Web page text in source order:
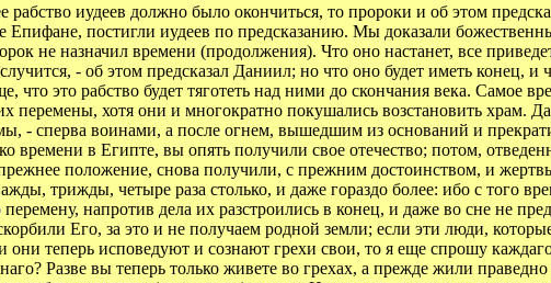
иудеев должно было окончиться, то пророки и об этом
постигли иудеев по предсказанию. Мы доказали
не назначил времени (продолжения). Что оно настанет, все
- об этом предсказал Даниил; но что оно будет иметь конец, и
это рабство будет тяготеть над ними до скончания века. Самое
перемены, хотя они и многократно покушались возстановить храм.
- сперва воинами, а после огнем, вышедшим из оснований и
времени в Египте, вы опять получили свое отечество; потом,
положение, снова получили, с прежним достоинством, и
трижды, четыре раза столько, и даже гораздо более: ибо с того
напротив дела их разстроились в конец, и даже во сне не
Его, за это и не получаем родной земли; если эти люди,
они теперь исповедуют и сознают грехи свои, то я еще спрошу
Разве вы теперь только живете во грехах, а прежде жили